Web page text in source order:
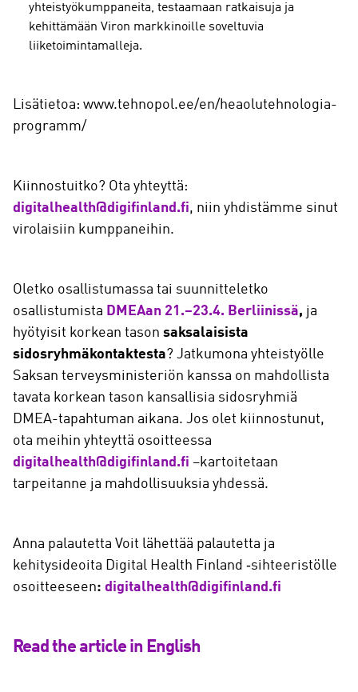
yhteistyökumppaneita, testaamaan ratkaisuja ja
kehittämään Viron markkinoille soveltuvia
liiketoimintamalleja.
Lisätietoa: www.tehnopol.ee/en/heaolutehnologia-
programm/
Kiinnostuitko? Ota yhteyttä:
digitalhealth@digifinland.fi, niin yhdistämme sinut
virolaisiin kumppaneihin.
Oletko osallistumassa tai suunnitteletko
osallistumista DMEAan 21.–23.4. Berliinissä, ja
hyötyisit korkean tason saksalaisista
sidosryhmäkontaktesta? Jatkumona yhteistyölle
Saksan terveysministeriön kanssa on mahdollista
tavata korkean tason kansallisia sidosryhmiä
DMEA-tapahtuman aikana. Jos olet kiinnostunut,
ota meihin yhteyttä osoitteessa
digitalhealth@digifinland.fi –kartoitetaan
tarpeitanne ja mahdollisuuksia yhdessä.
Anna palautetta Voit lähettää palautetta ja
kehitysideoita Digital Health Finland ‑sihteeristölle
osoitteeseen: digitalhealth@digifinland.fi
Read the article in English